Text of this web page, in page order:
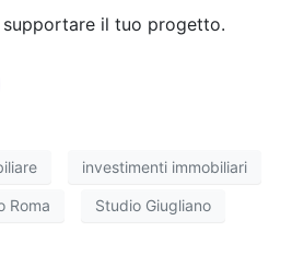
il tuo progetto.
investimenti immobiliari
Roma Studio Giugliano